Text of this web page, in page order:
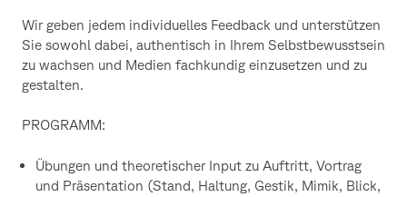
Wir geben jedem individuelles Feedback und unterstützen
Sie sowohl dabei, authentisch in Ihrem Selbstbewusstsein
zu wachsen und Medien fachkundig einzusetzen und zu
gestalten.
PROGRAMM:
Übungen und theoretischer Input zu Auftritt, Vortrag
und Präsentation (Stand, Haltung, Gestik, Mimik, Blick,